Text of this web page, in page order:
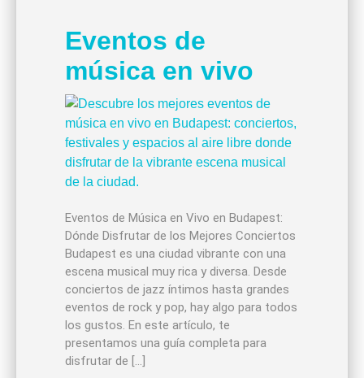
Eventos de
música en vivo
Eventos de Música en Vivo en Budapest:
Dónde Disfrutar de los Mejores Conciertos
Budapest es una ciudad vibrante con una
escena musical muy rica y diversa. Desde
conciertos de jazz íntimos hasta grandes
eventos de rock y pop, hay algo para todos
los gustos. En este artículo, te
presentamos una guía completa para
disfrutar de […]